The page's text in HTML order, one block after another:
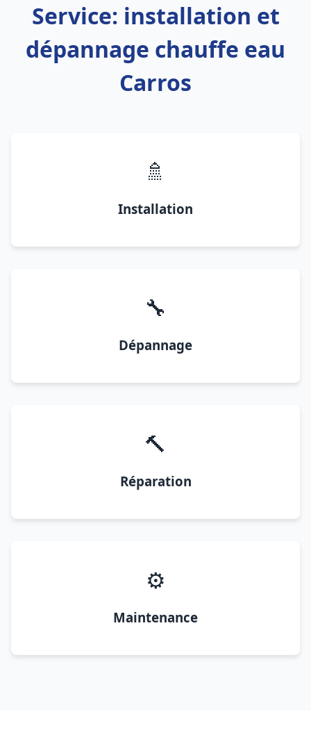
Service: installation et
dépannage chauffe eau
Carros
🚿
Installation
🔧
Dépannage
🔨
Réparation
⚙️
Maintenance